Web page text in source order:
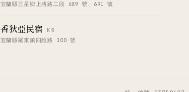
宜蘭縣三星鄉上將路二段 689 號、691 號
香狄亞民宿
K8
宜蘭縣羅東鎮四維路 100 號